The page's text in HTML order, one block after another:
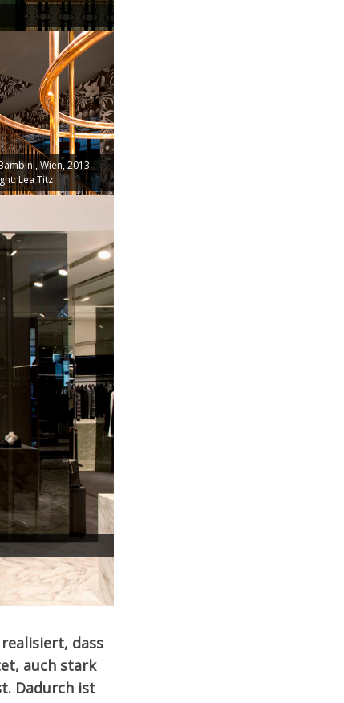
Wien, 2013
Lea Titz
dass
auch stark
Dadurch ist